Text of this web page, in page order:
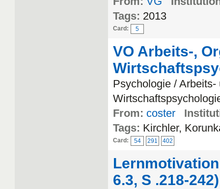
Tags: 2013
Card: 5
VO Arbeits-,
Psychologie /
From: coster
Tags: Kirchler,
Card: 54 291 402
6.3, S .218-242)